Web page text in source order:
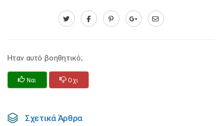
Ηταν αυτό βοηθητικό;
Ναι Οχι
Σχετικά Άρθρα